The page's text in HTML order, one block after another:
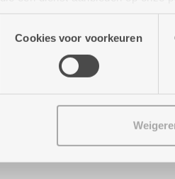
onze site voor social media,
die je aan hen verstrekte.
Cookies voor voorkeuren
tot 17.00 uur